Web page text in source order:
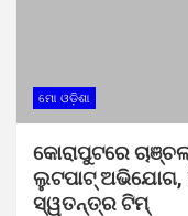
ମୋ ଓଡ଼ିଶା
କୋରାପୁଟରେ
ଲୁଟପାଟ୍ ଅଭିଯୋଗ,
ସ୍ୱତନ୍ତ୍ର ଟିମ୍